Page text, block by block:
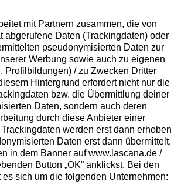
mit Partnern zusammen, die von
abgerufene Daten (Trackingdaten) oder
pseudonymisierten Daten zur
Werbung sowie auch zu eigenen
Profilbildungen) / zu Zwecken Dritter
Hintergrund erfordert nicht nur die
bzw. die Übermittlung deiner
Daten, sondern auch deren
durch diese Anbieter einer
werden erst dann erhoben
Daten erst dann übermittelt,
in dem Banner auf www.lascana.de /
Button „OK” anklickst. Bei den
es sich um die folgenden Unternehmen: